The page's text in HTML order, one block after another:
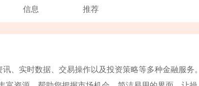
信息 推荐
、实时数据、交易操作以及投资策略等多种金融服务。